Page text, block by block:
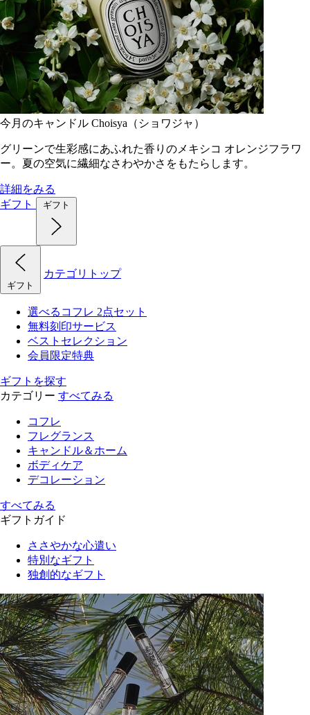
今月のキャンドル Choisya（ショワジャ）
グリーンで生彩感にあふれた香りのメキシコ オレンジフラワ
ー。夏の空気に繊細なさわやかさをもたらします。
詳細をみる
ギフト
ギフト
ギフト
カテゴリトップ
選べるコフレ 2点セット
無料刻印サービス
ベストセレクション
会員限定特典
ギフトを探す
カテゴリー すべてみる
コフレ
フレグランス
キャンドル＆ホーム
ボディケア
デコレーション
すべてみる
ギフトガイド
ささやかな心遣い
特別なギフト
独創的なギフト